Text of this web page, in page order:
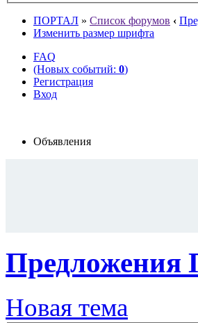
ПОРТАЛ » Список форумов ‹
Изменить размер шрифта
FAQ
(Новых событий: 0)
Регистрация
Вход
Объявления
Предложения
Новая тема